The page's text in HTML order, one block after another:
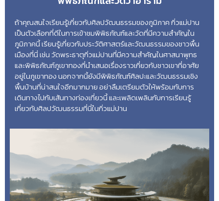
ถ้าคุณสนใจเรียนรู้เกี่ยวกับศิลปวัฒนธรรมของภูมิภาค กิ่วแม่ปาน
เป็นตัวเลือกที่ดีในการเข้าชมพิพิธภัณฑ์และวัดที่มีความสำคัญใน
ภูมิภาคนี้ เรียนรู้เกี่ยวกับประวัติศาสตร์และวัฒนธรรมของชาวพื้น
เมืองที่นี่ เช่น วัดพระธาตุกิ่วแม่ปานที่มีความสำคัญในศาสนาพุทธ
และพิพิธภัณฑ์ภูเขาทองที่นำเสนอเรื่องราวเกี่ยวกับชาวเขาที่อาศัย
อยู่ในภูเขาทอง นอกจากนี้ยังมีพิพิธภัณฑ์ศิลปะและวัฒนธรรมเชิง
พื้นบ้านที่น่าสนใจอีกมากมาย อย่าลืมเตรียมตัวให้พร้อมกับการ
เดินทางไปกับเส้นทางท่องเที่ยวนี้ และเพลิดเพลินกับการเรียนรู้
เกี่ยวกับศิลปวัฒนธรรมที่นี่ในกิ่วแม่ปาน